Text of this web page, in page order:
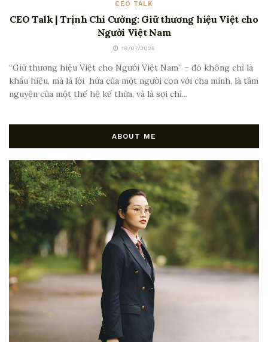
CEO TALK
CEO Talk | Trịnh Chí Cường: Giữ thương hiệu Việt cho
Người Việt Nam
18/07/2025
“Giữ thương hiệu Việt cho Người Việt Nam” – đó không chỉ là
khẩu hiệu, mà là lời hứa của một người con với cha mình, là tâm
nguyện của một thế hệ kế thừa, và là sợi chỉ...
ABOUT ME